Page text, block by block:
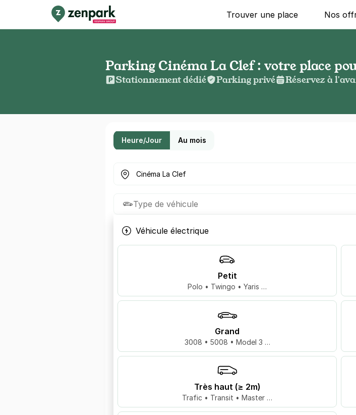
Trouver une place Nos
Parking Cinéma La Clef : votre place
Stationnement dédié Parking privé Réservez à
Heure/Jour Au mois
Où cherchez-vous un parking ?
Type de véhicule
Véhicule électrique
Petit
Polo • Twingo • Yaris …
Grand
3008 • 5008 • Model 3 …
Très haut (≥ 2m)
Trafic • Transit • Master …